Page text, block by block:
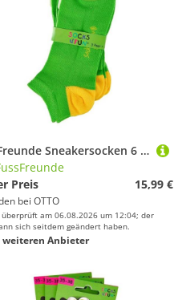
FussFreunde Sneakersocken 6 Paar Kinder Sneaker Socken, GUTE LAUNE FARBEN für Mädchen & Jungen (6 Paar) handgekettelte Naht, leuchtend-kräftige Farben
Preis
15,99 €
bei OTTO
am 06.08.2026 um 12:04; der
sich seitdem geändert haben.
weiteren Anbieter